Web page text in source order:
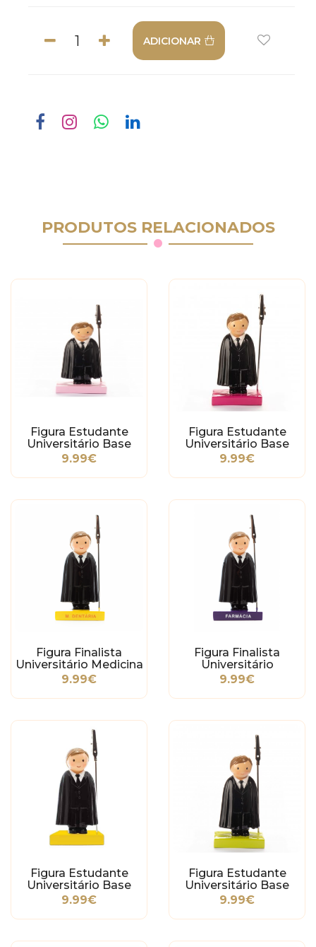
ADICIONAR
PRODUTOS RELACIONADOS
Figura Estudante
Universitário Base
Rosa
9.99€
Figura Estudante
Universitário Base
Rosa Forte
9.99€
Figura Finalista
Universitário Medicina
Dentária
9.99€
Figura Finalista
Universitário
Farmácia
9.99€
Figura Estudante
Universitário Base
Amarela
9.99€
Figura Estudante
Universitário Base
Verde Claro
9.99€